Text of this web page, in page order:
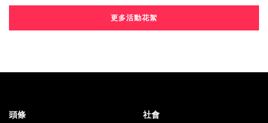
更多活動花絮
頭條 社會